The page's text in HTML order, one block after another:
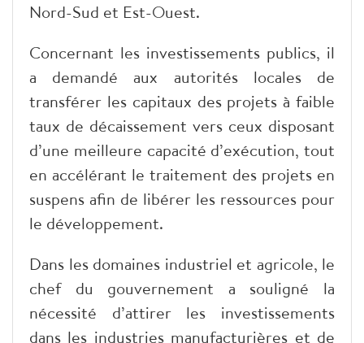
Nord-Sud et Est-Ouest.
Concernant les investissements publics, il
a demandé aux autorités locales de
transférer les capitaux des projets à faible
taux de décaissement vers ceux disposant
d’une meilleure capacité d’exécution, tout
en accélérant le traitement des projets en
suspens afin de libérer les ressources pour
le développement.
Dans les domaines industriel et agricole, le
chef du gouvernement a souligné la
nécessité d’attirer les investissements
dans les industries manufacturières et de